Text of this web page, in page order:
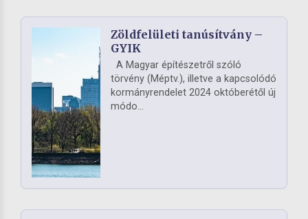
Zöldfelületi tanúsítvány –
GYIK
A Magyar építészetről szóló
törvény (Méptv.), illetve a kapcsolódó
kormányrendelet 2024 októberétől új
módo...